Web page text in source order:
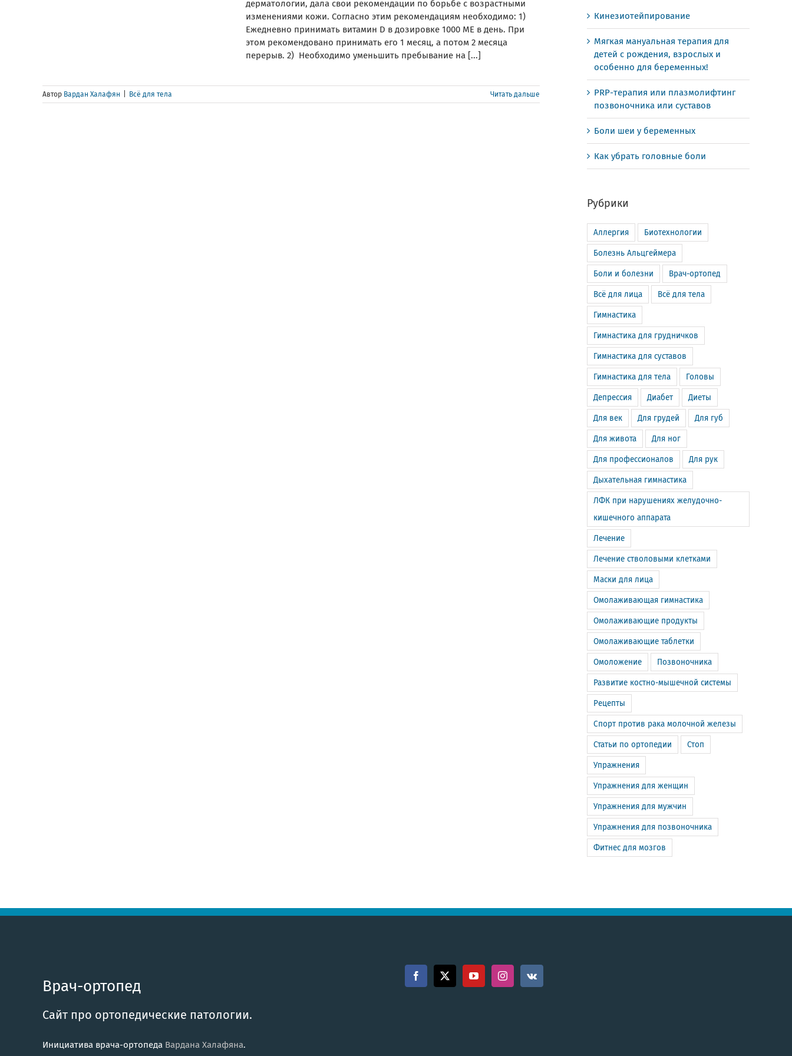
дерматологии, дала свои рекомендации по борьбе с возрастными
изменениями кожи. Согласно этим рекомендациям необходимо: 1)
Ежедневно принимать витамин D в дозировке 1000 МЕ в день. При
этом рекомендовано принимать его 1 месяц, а потом 2 месяца
перерыв. 2) Необходимо уменьшить пребывание на [...]
Автор Вардан Халафян Всё для тела Читать дальше
Кинезиотейпирование
Мягкая мануальная терапия для
детей с рождения, взрослых и
особенно для беременных!
PRP-терапия или плазмолифтинг
позвоночника или суставов
Боли шеи у беременных
Как убрать головные боли
Рубрики
Аллергия Биотехнологии
Болезнь Альцгеймера
Боли и болезни Врач-ортопед
Всё для лица Всё для тела
Гимнастика
Гимнастика для грудничков
Гимнастика для суставов
Гимнастика для тела Головы
Депрессия Диабет Диеты
Для век Для грудей Для губ
Для живота Для ног
Для профессионалов Для рук
Дыхательная гимнастика
ЛФК при нарушениях желудочно-
кишечного аппарата
Лечение
Лечение стволовыми клетками
Маски для лица
Омолаживающая гимнастика
Омолаживающие продукты
Омолаживающие таблетки
Омоложение Позвоночника
Развитие костно-мышечной системы
Рецепты
Спорт против рака молочной железы
Статьи по ортопедии Стоп
Упражнения
Упражнения для женщин
Упражнения для мужчин
Упражнения для позвоночника
Фитнес для мозгов
Врач-ортопед
Сайт про ортопедические патологии.
Инициатива врача-ортопеда Вардана Халафяна.